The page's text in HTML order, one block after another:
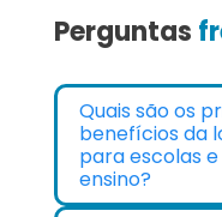
Perguntas
Quais são os
benefícios da
para escolas
ensino?